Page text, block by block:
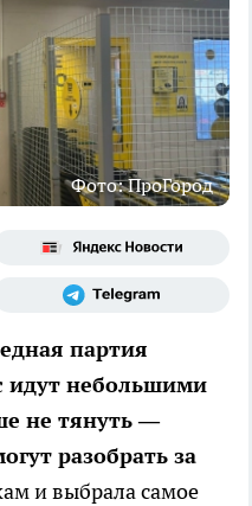
Фото: ПроГород
партия
идут небольшими
не тянуть —
разобрать за
и выбрала самое